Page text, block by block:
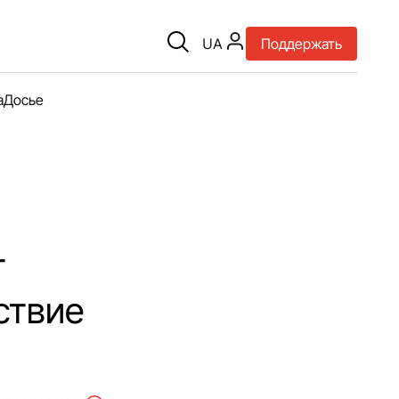
UA Поддержать
Досье